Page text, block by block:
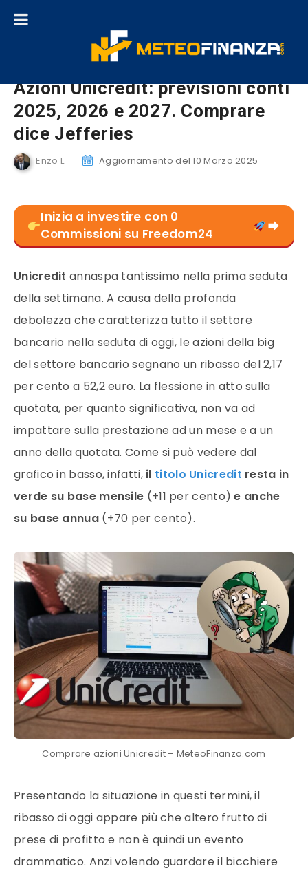
Azioni Unicredit: previsioni conti
2025, 2026 e 2027. Comprare
dice Jefferies
Enzo L. Aggiornamento del 10 Marzo 2025
Inizia a investire con 0
Commissioni su Freedom24
Unicredit annaspa tantissimo nella prima seduta
della settimana. A causa della profonda
debolezza che caratterizza tutto il settore
bancario nella seduta di oggi, le azioni della big
del settore bancario segnano un ribasso del 2,17
per cento a 52,2 euro. La flessione in atto sulla
quotata, per quanto significativa, non va ad
impattare sulla prestazione ad un mese e a un
anno della quotata. Come si può vedere dal
grafico in basso, infatti, il titolo Unicredit resta in
verde su base mensile (+11 per cento)e anche
su base annua(+70 per cento).
Comprare azioni Unicredit – MeteoFinanza.com
Presentando la situazione in questi termini, il
ribasso di oggi appare più che altero frutto di
prese di profitto e non è quindi un evento
drammatico. Anzi volendo guardare il bicchiere